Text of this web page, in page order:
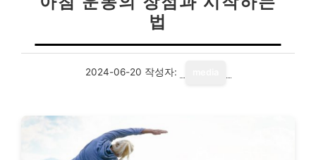
법
2024-06-20 작성자: